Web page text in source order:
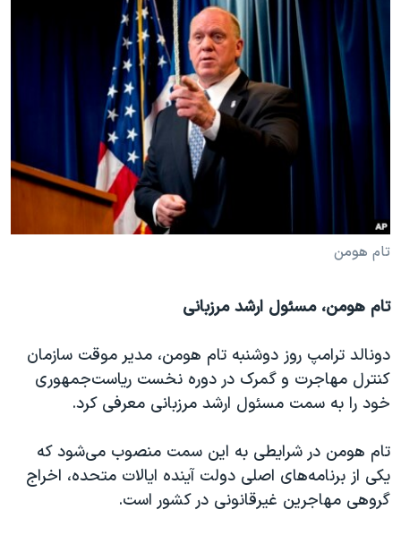
تام هومن
تام هومن، مسئول ارشد مرزبانی
دونالد ترامپ روز دوشنبه تام هومن، مدیر موقت سازمان
کنترل مهاجرت و گمرک در دوره نخست ریاست‌جمهوری
خود را به سمت مسئول ارشد مرزبانی معرفی کرد.
تام هومن در شرایطی به این سمت منصوب می‌شود که
یکی از برنامه‌های اصلی دولت آینده ایالات متحده، اخراج
گروهی مهاجرین غیرقانونی در کشور است.